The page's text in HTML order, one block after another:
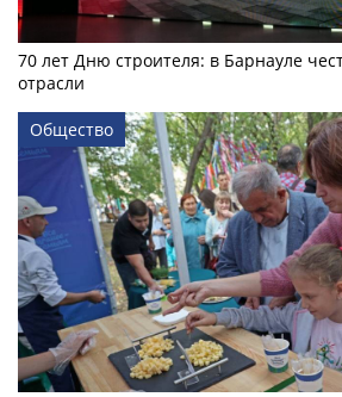
70 лет Дню строителя: в Барнауле
отрасли
Общество